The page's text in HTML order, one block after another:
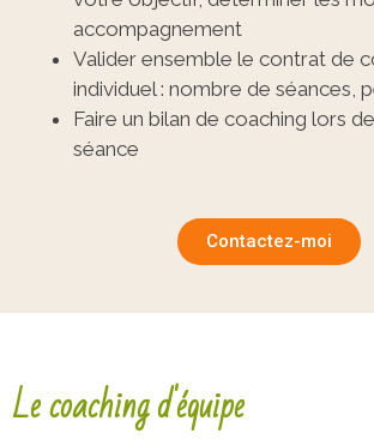
accompagnement
Valider ensemble le contrat de
individuel : nombre de séances,
Faire un bilan de coaching lors
séance
Contactez-moi
Le coaching d'équipe